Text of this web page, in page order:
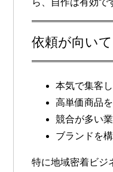
ら、自作は有効で
依頼が向い
本気で集客
高単価商品
競合が多い
ブランドを
特に地域密着ビジ